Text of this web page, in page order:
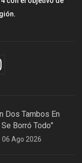
Dos Tambos En
Borró Todo”
06 Ago 2026